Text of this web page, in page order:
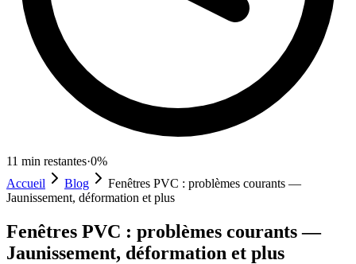
11 min restantes·0%
Accueil
Blog
Fenêtres PVC : problèmes courants —
Jaunissement, déformation et plus
Fenêtres PVC : problèmes courants —
Jaunissement, déformation et plus